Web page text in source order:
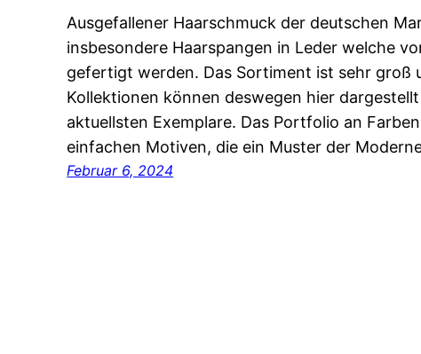
Ausgefallener Haarschmuck der deutschen
insbesondere Haarspangen in Leder welche
gefertigt werden. Das Sortiment ist sehr groß
Kollektionen können deswegen hier
aktuellsten Exemplare. Das Portfolio an
einfachen Motiven, die ein Muster der
Februar 6, 2024